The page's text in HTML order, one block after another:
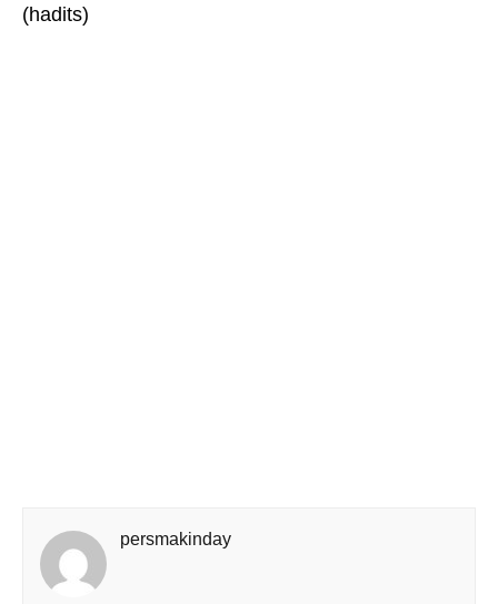
(hadits)
persmakinday